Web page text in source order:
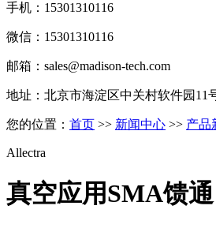
手机：15301310116
微信：15301310116
邮箱：sales@madison-tech.com
地址：北京市海淀区中关村软件园11
您的位置： 首页 >> 新闻中心 >> 产品
Allectra
真空应用SMA馈通